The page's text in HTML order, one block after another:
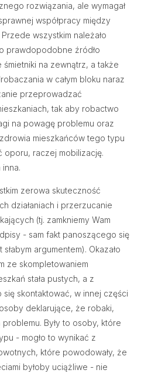
rozwiązania, ale wymagał
współpracy między
wszystkim należało
prawdopodobne źródło
na zewnątrz, a także
w całym bloku naraz
przeprowadzać
tak aby robactwo
na powagę problemu oraz
mieszkańców tego typu
oporu, raczej mobilizację.
zerowa skuteczność
działaniach i przerzucanie
(tj. zamkniemy Wam
- sam fakt panoszącego się
argumentem). Okazało
ze skompletowaniem
stała pustych, a z
się skontaktować, w innej części
deklarujące, że robaki,
Były to osoby, które
- mogło to wynikać z
które powodowały, że
byłoby uciążliwe - nie